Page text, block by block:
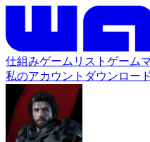
仕組みゲームリスト ゲーム
私のアカウント ダウンロード